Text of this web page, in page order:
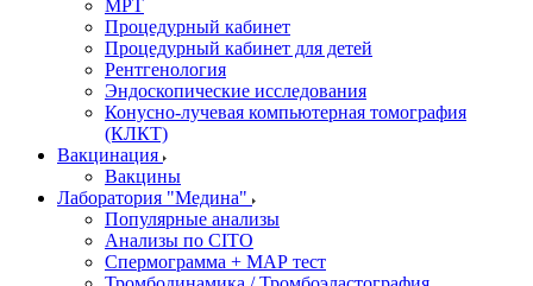
МРТ
Процедурный кабинет
Процедурный кабинет для детей
Рентгенология
Эндоскопические исследования
Конусно-лучевая компьютерная томография
(КЛКТ)
Вакцинация
Вакцины
Лаборатория "Медина"
Популярные анализы
Анализы по CITO
Спермограмма + МАР тест